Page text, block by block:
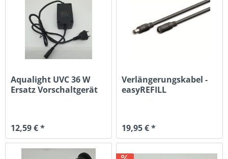
Aqualight UVC 36 W
Ersatz Vorschaltgerät
12,59 € *
Verlängerungskabel -
easyREFILL
19,95 € *